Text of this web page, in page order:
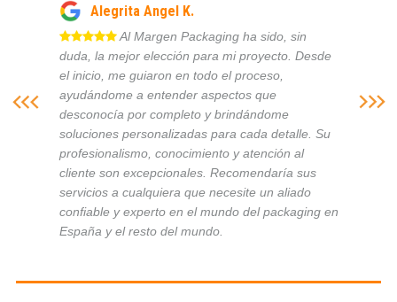
Alegrita Angel K.
Al Margen Packaging ha sido, sin
duda, la mejor elección para mi proyecto. Desde
el inicio, me guiaron en todo el proceso,
ayudándome a entender aspectos que
desconocía por completo y brindándome
soluciones personalizadas para cada detalle. Su
profesionalismo, conocimiento y atención al
cliente son excepcionales. Recomendaría sus
servicios a cualquiera que necesite un aliado
confiable y experto en el mundo del packaging en
España y el resto del mundo.